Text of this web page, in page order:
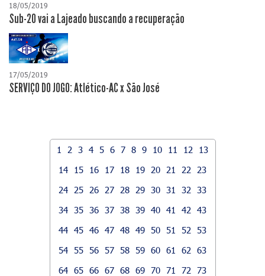
18/05/2019
Sub-20 vai a Lajeado buscando a recuperação
17/05/2019
SERVIÇO DO JOGO: Atlético-AC x São José
1 2 3 4 5 6 7 8 9 10 11 12
13
14
15 16 17 18 19 20 21 22
23
24
25 26 27 28 29 30 31 32
33
34 35 36 37 38 39 40 41 42
43
44 45 46 47 48 49 50 51 52
53
54 55 56 57 58 59 60 61 62
63
64 65 66 67 68 69 70 71 72
73